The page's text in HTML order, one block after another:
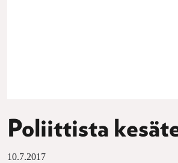
Poliittista
10.7.2017